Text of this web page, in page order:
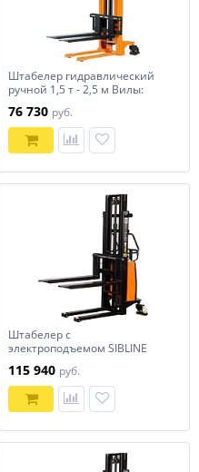
Штабелер гидравлический
ручной 1,5 т - 2,5 м Вилы:
76 730 руб.
Штабелер с
электроподъемом SIBLINE
115 940 руб.